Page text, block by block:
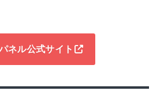
ネル公式サイト